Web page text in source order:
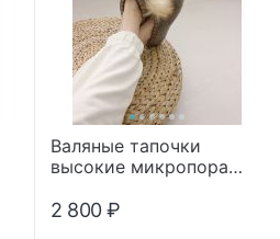
Валяные тапочки
высокие микропора
2 800 ₽